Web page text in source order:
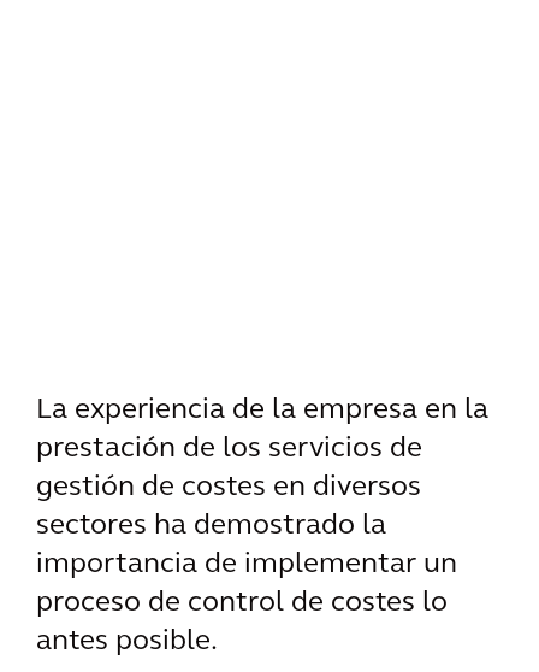
La experiencia de la empresa en la
prestación de los servicios de
gestión de costes en diversos
sectores ha demostrado la
importancia de implementar un
proceso de control de costes lo
antes posible.